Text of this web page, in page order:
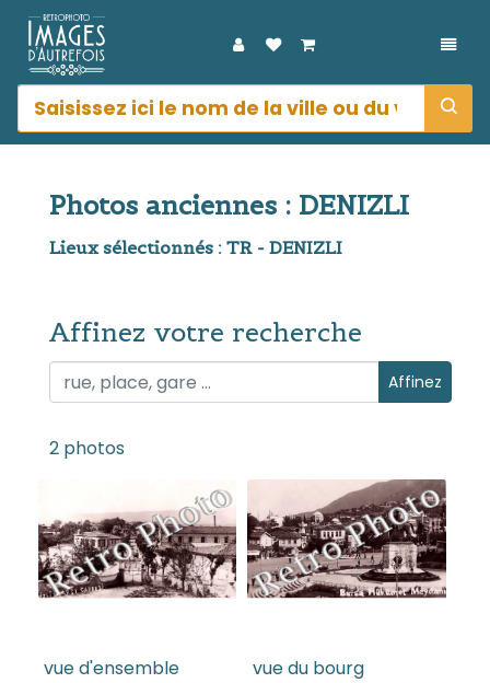
Photos anciennes : DENIZLI
Lieux sélectionnés : TR - DENIZLI
Affinez votre recherche
Affinez votre recherche Affinez
2 photos
vue d'ensemble vue du bourg